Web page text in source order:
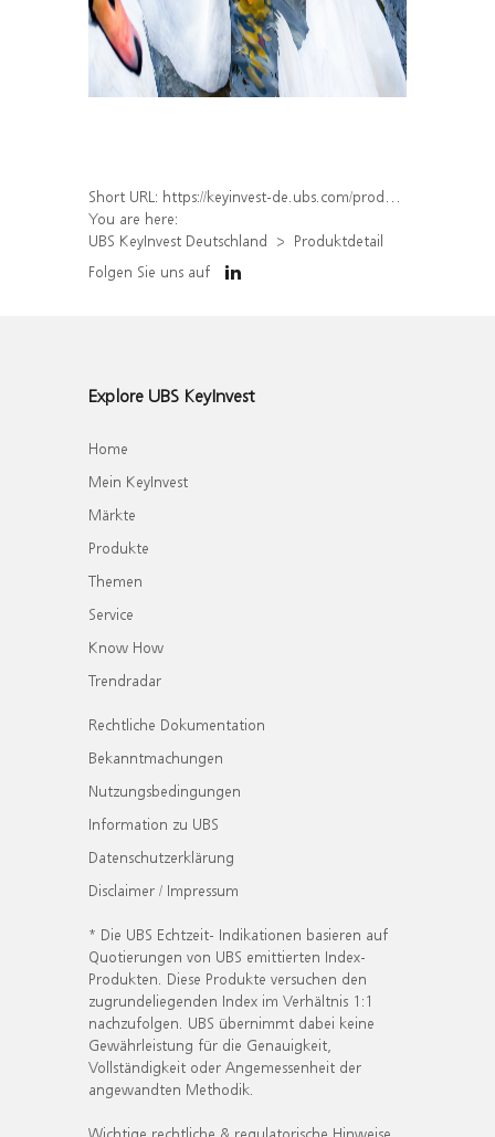
Short URL: https://keyinvest-de.ubs.com/produkt/detail/index/isin/DE000WA6QWF7
You are here:
UBS KeyInvest Deutschland
Produktdetail
Folgen Sie uns auf
Explore UBS KeyInvest
Home
Mein KeyInvest
Märkte
Produkte
Themen
Service
Know How
Trendradar
Rechtliche Dokumentation
Bekanntmachungen
Nutzungsbedingungen
Information zu UBS
Datenschutzerklärung
Disclaimer / Impressum
* Die UBS Echtzeit- Indikationen basieren auf
Quotierungen von UBS emittierten Index-
Produkten. Diese Produkte versuchen den
zugrundeliegenden Index im Verhältnis 1:1
nachzufolgen. UBS übernimmt dabei keine
Gewährleistung für die Genauigkeit,
Vollständigkeit oder Angemessenheit der
angewandten Methodik.